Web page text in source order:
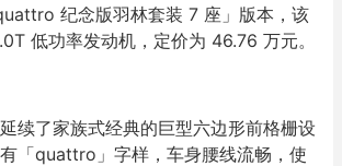
纪念版羽林套装 7 座」版本，该
低功率发动机，定价为 46.76 万元。
续了家族式经典的巨型六边形前格栅设
「quattro」字样，车身腰线流畅，使